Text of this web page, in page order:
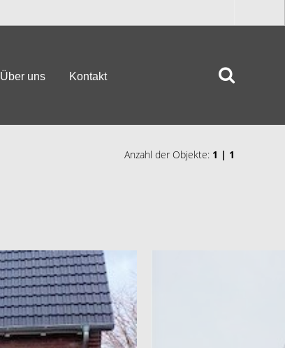
Über uns Kontakt
Anzahl der Objekte: 1 | 1